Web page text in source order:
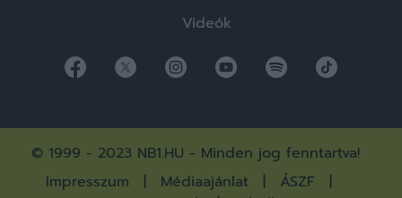
Videók
© 1999 - 2023 NB1.HU - Minden jog fenntartva!
Impresszum
Médiaajánlat
ÁSZF